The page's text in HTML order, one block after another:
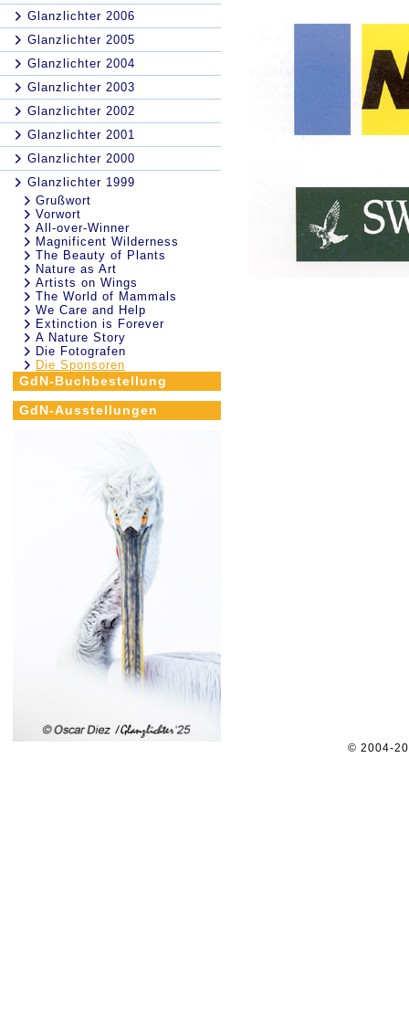
Glanzlichter 2006
Glanzlichter 2005
Glanzlichter 2004
Glanzlichter 2003
Glanzlichter 2002
Glanzlichter 2001
Glanzlichter 2000
Glanzlichter 1999
Grußwort
Vorwort
All-over-Winner
Magnificent Wilderness
The Beauty of Plants
Nature as Art
Artists on Wings
The World of Mammals
We Care and Help
Extinction is Forever
A Nature Story
Die Fotografen
Die Sponsoren
GdN-Buchbestellung
GdN-Ausstellungen
© 2004-